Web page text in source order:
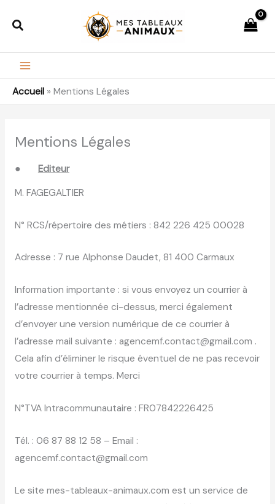
Rechercher
Accueil » Mentions Légales
Mentions Légales
● Editeur
M. FAGEGALTIER
N° RCS/répertoire des métiers : 842 226 425 00028
Adresse : 7 rue Alphonse Daudet, 81 400 Carmaux
Information importante : si vous envoyez un courrier à
l’adresse mentionnée ci-dessus, merci également
d’envoyer une version numérique de ce courrier à
l’adresse mail suivante : agencemf.contact@gmail.com .
Cela afin d’éliminer le risque éventuel de ne pas recevoir
votre courrier à temps. Merci
N°TVA Intracommunautaire : FR07842226425
Tél. : 06 87 88 12 58 – Email :
agencemf.contact@gmail.com
Le site mes-tableaux-animaux.com est un service de